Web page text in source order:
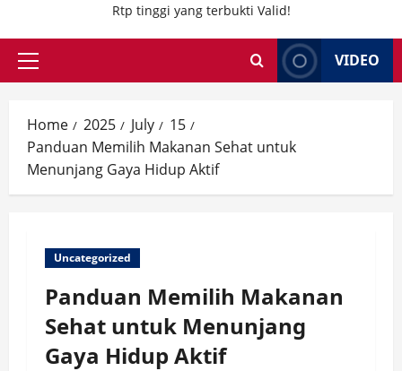
Rtp tinggi yang terbukti Valid!
Primary
VIDEO
Home 2025 July
15
Panduan Memilih Makanan Sehat untuk
Menunjang Gaya Hidup Aktif
Uncategorized
Panduan Memilih Makanan
Sehat untuk Menunjang
Gaya Hidup Aktif